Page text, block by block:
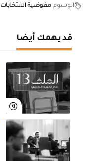
الوسوم مفوضية الانتخابات
قد يهمك أيضا